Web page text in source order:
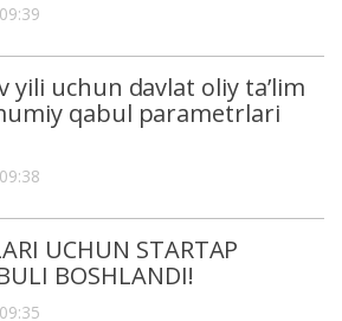
yili uchun davlat oliy ta’lim
qabul parametrlari
UCHUN STARTAP
BOSHLANDI!